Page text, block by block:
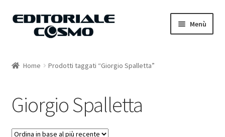
Vai
Vai
Menù
Carrello
Il mio account
Home Prodotti taggati “Giorgio Spalletta”
Giorgio Spalletta